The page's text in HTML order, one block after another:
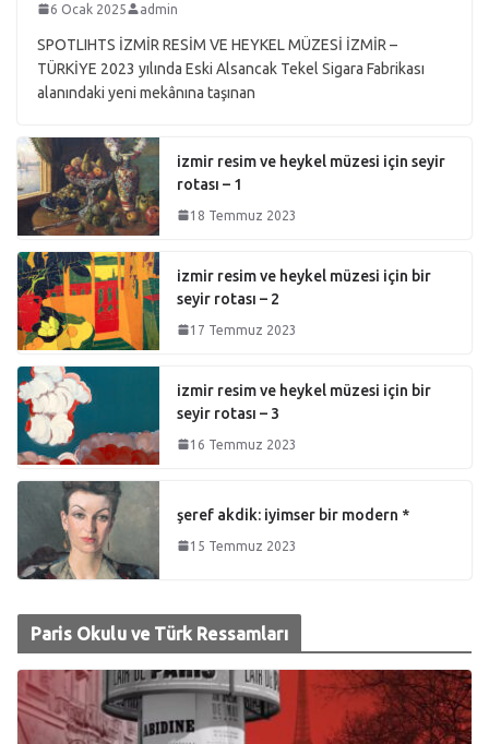
6 Ocak 2025 admin
SPOTLIHTS İZMİR RESİM VE HEYKEL MÜZESİ İZMİR –
TÜRKİYE 2023 yılında Eski Alsancak Tekel Sigara Fabrikası
alanındaki yeni mekânına taşınan
izmir resim ve heykel müzesi için seyir
rotası – 1
18 Temmuz 2023
izmir resim ve heykel müzesi için bir
seyir rotası – 2
17 Temmuz 2023
izmir resim ve heykel müzesi için bir
seyir rotası – 3
16 Temmuz 2023
şeref akdik: iyimser bir modern *
15 Temmuz 2023
Paris Okulu ve Türk Ressamları